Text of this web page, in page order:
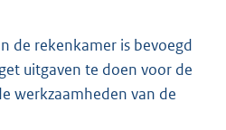
de rekenkamer is bevoegd
uitgaven te doen voor de
werkzaamheden van de